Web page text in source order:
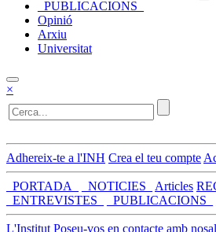
_PUBLICACIONS_
Opinió
Arxiu
Universitat
×
Adhereix-te a l'INH Crea el teu compte
_PORTADA_ _NOTICIES_ Articles
_ENTREVISTES_
_PUBLICACIONS_
L'Institut Poseu-vos en contacte amb